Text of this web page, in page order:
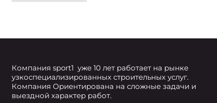
Компания sport1 уже 10 лет работает на рынке
узкоспециализированных строительных услуг.
Компания Ориентирована на сложные задачи и
выездной характер работ.